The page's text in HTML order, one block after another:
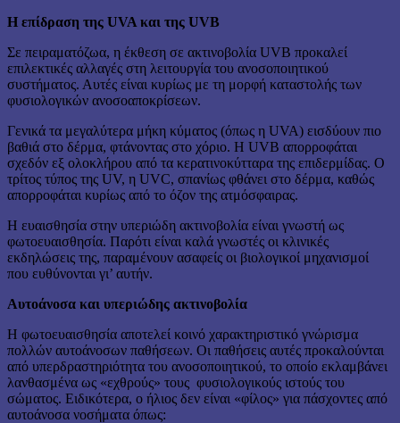
Η επίδραση της UVA και της UVB
Σε πειραματόζωα, η έκθεση σε ακτινοβολία UVB προκαλεί
επιλεκτικές αλλαγές στη λειτουργία του ανοσοποιητικού
συστήματος. Αυτές είναι κυρίως με τη μορφή καταστολής των
φυσιολογικών ανοσοαποκρίσεων.
Γενικά τα μεγαλύτερα μήκη κύματος (όπως η UVA) εισδύουν πιο
βαθιά στο δέρμα, φτάνοντας στο χόριο. Η UVB απορροφάται
σχεδόν εξ ολοκλήρου από τα κερατινοκύτταρα της επιδερμίδας. Ο
τρίτος τύπος της UV, η UVC, σπανίως φθάνει στο δέρμα, καθώς
απορροφάται κυρίως από το όζον της ατμόσφαιρας.
Η ευαισθησία στην υπεριώδη ακτινοβολία είναι γνωστή ως
φωτοευαισθησία. Παρότι είναι καλά γνωστές οι κλινικές
εκδηλώσεις της, παραμένουν ασαφείς οι βιολογικοί μηχανισμοί
που ευθύνονται γι’ αυτήν.
Αυτοάνοσα και υπεριώδης ακτινοβολία
Η φωτοευαισθησία αποτελεί κοινό χαρακτηριστικό γνώρισμα
πολλών αυτοάνοσων παθήσεων. Οι παθήσεις αυτές προκαλούνται
από υπερδραστηριότητα του ανοσοποιητικού, το οποίο εκλαμβάνει
λανθασμένα ως «εχθρούς» τους φυσιολογικούς ιστούς του
σώματος. Ειδικότερα, ο ήλιος δεν είναι «φίλος» για πάσχοντες από
αυτοάνοσα νοσήματα όπως: